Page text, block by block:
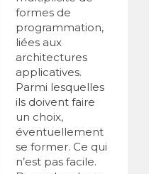
formes de
programmation,
liées aux
architectures
applicatives.
Parmi lesquelles
ils doivent faire
un choix,
éventuellement
se former. Ce qui
n’est pas facile.